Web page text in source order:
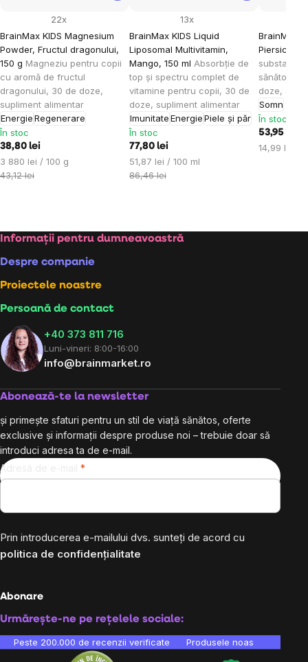
BrainMax KIDS Magnesium
Powder, Fructul dragonului,
150 g Magneziu pentru copii
cu aromă de fructul
dragonului, 30 de doze,
supliment alimentar
EnergieRegenerare
22x
În stoc
38,80 lei
Evaluare
preţ:
3 880 lei / 100 g
43,12 lei
BrainMax KIDS Liquid
Liposomal Multivitamin,
Mango, 150 ml Absorbție de
top și spectru complet de
vitamine pentru copii, 30 de
doze, supliment alimentar
ImunitateEnergiePiele și păr
13x
În stoc
77,80 lei
Evaluare
preţ:
51,87 lei / 100 ml
86,46 lei
BrainMax
Piersică,
substanțe
sănătos al
doze,
Somn
În stoc
53,95 lei
Evaluare
14,99 lei /
Subsol
Informații pentru dumneavoastră
Despre companie
Proiectele noastre
Persoană de contact
+40 373 811 716
Luni-vineri: 8:00-16:00
info@brainmarket.ro
Abonează-te la newsletter
și primește sfaturi pentru un stil de viață sănătos, oferte
exclusive și informații despre produse noi – trebuie doar să
introduci adresa ta de e-mail.
Adresă de e-mail
Prin introducerea e-mailului dvs. sunteți de acord cu
politica de confidențialitate
Abonare
Urmărește-ne pe rețelele sociale:
Peste 200.000 de recenzii verificate Produsele noastre sunt